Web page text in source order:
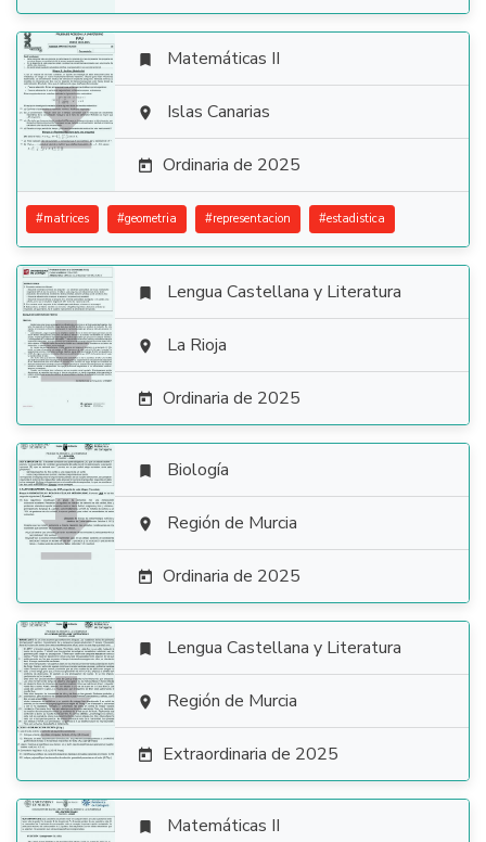

 Matemáticas II
 Islas Canarias
 Ordinaria de 2025
#matrices #geometria #representacion #estadistica

 Lengua Castellana y Literatura
 La Rioja
 Ordinaria de 2025

 Biología
 Región de Murcia
 Ordinaria de 2025

 Lengua Castellana y Literatura
 Región de Murcia
 Extraordinaria de 2025
 Matemáticas II